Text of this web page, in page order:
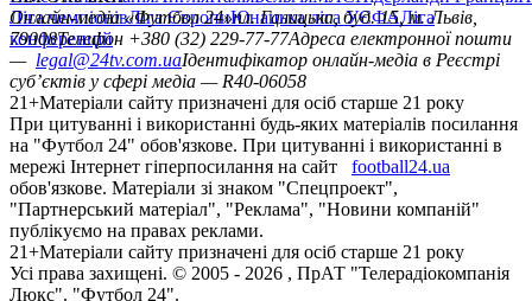
Ліга чемпіонівЛіга ЄвропиЮнацька ліга УЄФАЛіга
конференцій
Онлайн-медіа «Футбол 24»пл. Галицька, буд. 15, м. Львів,
79008Телефон +380 (32) 229-77-77Адреса електронної пошти
— legal@24tv.com.uaІдентифікатор онлайн-медіа в Реєстрі
суб’єктів у сфері медіа — R40-06058
21+Матеріали сайту призначені для осіб старше 21 року
При цитуванні і використанні будь-яких матеріалів посилання
на "Футбол 24" обов'язкове. При цитуванні і використанні в
мережі Інтернет гіперпосилання на сайт
football24.ua
обов'язкове. Матеріали зі знаком "Спецпроект",
"Партнерський матеріал", "Реклама", "Новини компаній"
публікуємо на правах реклами.
21+Матеріали сайту призначені для осіб старше 21 року
Усi права захищенi. © 2005 - 2026 , ПрАТ "Телерадіокомпанія
Люкс". "Футбол 24".